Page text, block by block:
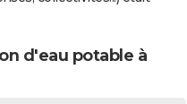
d'eau potable à